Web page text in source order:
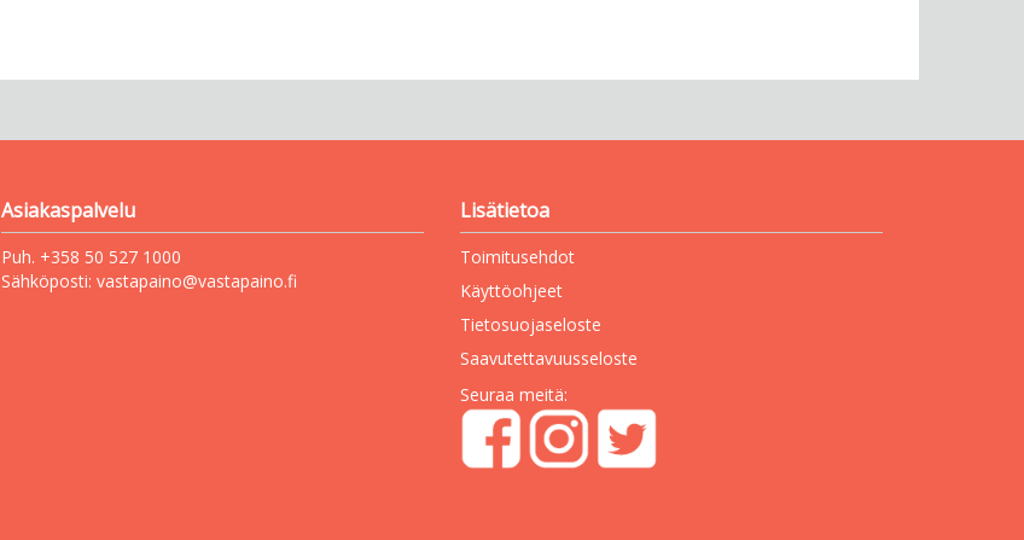
Asiakaspalvelu
Puh. +358 50 527 1000
Sähköposti: vastapaino@vastapaino.fi
Lisätietoa
Toimitusehdot
Käyttöohjeet
Tietosuojaseloste
Saavutettavuusseloste
Seuraa meitä: